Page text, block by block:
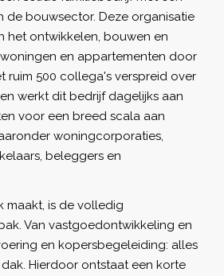
de bouwsector. Deze organisatie
het ontwikkelen, bouwen en
en appartementen door
ruim 500 collega's verspreid over
werkt dit bedrijf dagelijks aan
voor een breed scala aan
woningcorporaties,
beleggers en
maakt, is de volledig
Van vastgoedontwikkeling en
en kopersbegeleiding: alles
Hierdoor ontstaat een korte